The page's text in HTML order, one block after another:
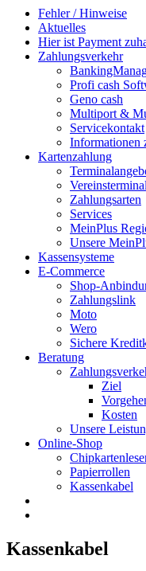
Fehler / Hinweise
Aktuelles
Hier ist Payment
Zahlungsverkehr
Profi cash
Geno cash
Multiport &
Servicekontakt
Informationen
Kartenzahlung
Vereinsterminal
Zahlungsarten
Services
MeinPlus
Unsere
Kassensysteme
E-Commerce
Shop-
Zahlungslink
Moto
Wero
Sichere
Beratung
Ziel
Kosten
Unsere
Online-Shop
Papierrollen
Kassenkabel
Kassenkabel